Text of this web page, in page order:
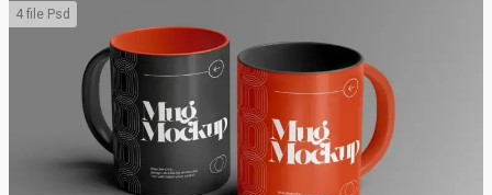
4 file Psd